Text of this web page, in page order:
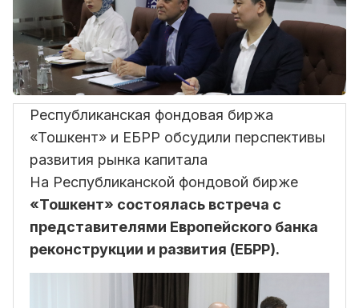
Республиканская фондовая биржа
«Тошкент» и ЕБРР обсудили перспективы
развития рынка капитала
На Республиканской фондовой бирже
«Тошкент» состоялась встреча с
представителями Европейского банка
реконструкции и развития (ЕБРР).